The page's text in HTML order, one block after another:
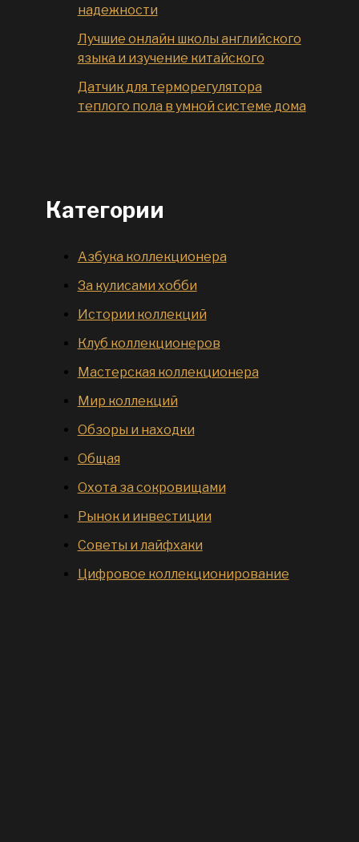
надежности
Лучшие онлайн школы английского
языка и изучение китайского
Датчик для терморегулятора
теплого пола в умной системе дома
Категории
Азбука коллекционера
За кулисами хобби
Истории коллекций
Клуб коллекционеров
Мастерская коллекционера
Мир коллекций
Обзоры и находки
Общая
Охота за сокровищами
Рынок и инвестиции
Советы и лайфхаки
Цифровое коллекционирование